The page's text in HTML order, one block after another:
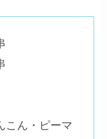
こん・ピーマ